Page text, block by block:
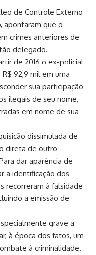
de Controle Externo
apontaram que o
crimes anteriores de
delegado.
de 2016 o ex-policial
92,9 mil em uma
sua participação
ilegais de seu nome,
em nome de sua
dissimulada de
direta de outro
dar aparência de
a identificação dos
recorreram à falsidade
a emissão de
grave a
à época dos fatos, um
à criminalidade.